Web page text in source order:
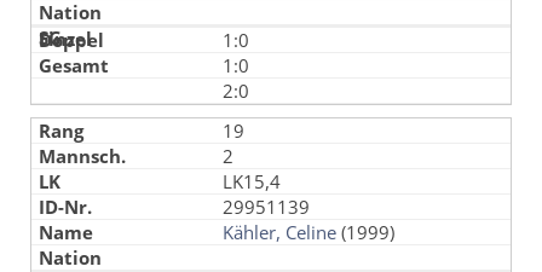
1:0
1:0
2:0
19
2
LK15,4
29951139
Kähler, Celine (1999)